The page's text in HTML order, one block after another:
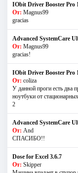
IObit Driver Booster Pro
От: Magnus99
gracias
Advanced SystemCare
От: Magnus99
gracias!
IObit Driver Booster Pro
От: coliza
У данной проги есть два
ноутбуки от
2
Advanced SystemCare
От: And
СПАСИБО!!
Dose for Excel 3.6.7
От: Skipper